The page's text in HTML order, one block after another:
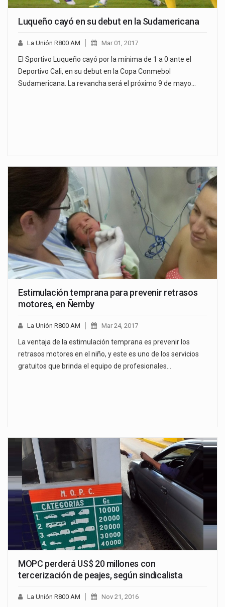
Luqueño cayó en su debut en la Sudamericana
La Unión R800 AM Mar 01, 2017
El Sportivo Luqueño cayó por la mínima de 1 a 0 ante el
Deportivo Cali, en su debut en la Copa Conmebol
Sudamericana. La revancha será el próximo 9 de mayo…
Estimulación temprana para prevenir retrasos
motores, en Ñemby
La Unión R800 AM Mar 24, 2017
La ventaja de la estimulación temprana es prevenir los
retrasos motores en el niño, y este es uno de los servicios
gratuitos que brinda el equipo de profesionales…
MOPC perderá US$ 20 millones con
tercerización de peajes, según sindicalista
La Unión R800 AM Nov 21, 2016